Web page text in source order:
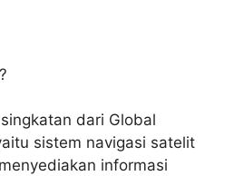
dari Global
sistem navigasi satelit
informasi